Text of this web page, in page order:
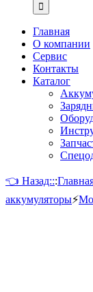
Главная
О компании
Сервис
Контакты
Каталог
👈 Назад:::
аккумуляторы⚡